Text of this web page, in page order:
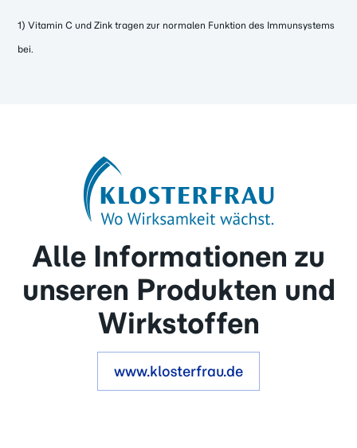
1) Vitamin C und Zink tragen zur normalen Funktion des Immunsystems
bei.
Alle Informationen zu
unseren Produkten und
Wirkstoffen
www.klosterfrau.de